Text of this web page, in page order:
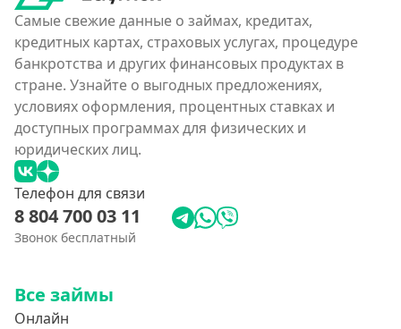
Самые свежие данные о займах, кредитах,
кредитных картах, страховых услугах, процедуре
банкротства и других финансовых продуктах в
стране. Узнайте о выгодных предложениях,
условиях оформления, процентных ставках и
доступных программах для физических и
юридических лиц.
Телефон для связи
8 804 700 03 11
Звонок бесплатный
Все займы
Онлайн